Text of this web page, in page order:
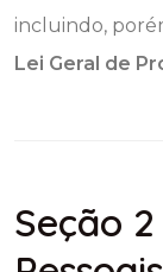
incluindo,
Lei Geral de
Seção